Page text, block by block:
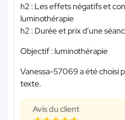
h2 : Les effets négatifs et
luminothérapie
h2 : Durée et prix d’une
Objectif : luminothérapie
Vanessa-57069 a été choisi
texte.
Avis du client